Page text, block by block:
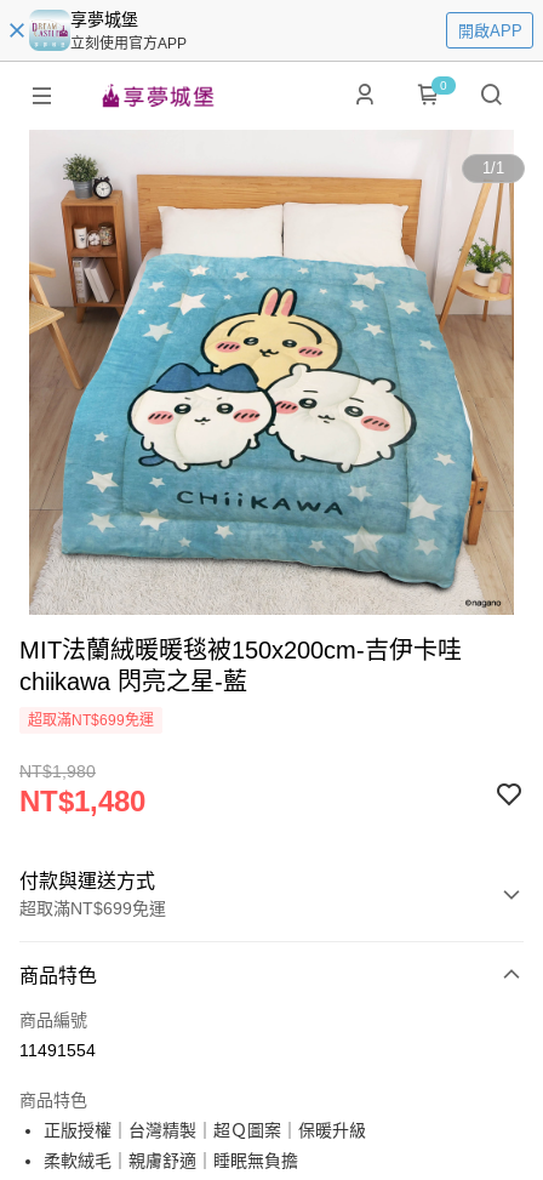
享夢城堡
立刻使用官方APP
開啟APP
0
1/1
MIT法蘭絨暖暖毯被150x200cm-吉伊卡哇
chiikawa 閃亮之星-藍
超取滿NT$699免運
NT$1,980
NT$1,480
付款與運送方式
超取滿NT$699免運
信用卡一次付款
超商取貨付款
Apple Pay
街口支付
商品特色
商品編號
11491554
商品特色
正版授權｜台灣精製｜超Ｑ圖案｜保暖升級
柔軟絨毛｜親膚舒適｜睡眠無負擔